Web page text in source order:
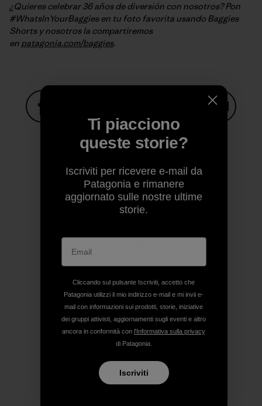
¿Quieres celebrar 36 años de diversión con nosotros? Pon
#WhatsInYourBaggies en tu foto favorita usando Baggies
Shorts y nosotros la compartiremos
en patagonia.com/baggies.
Condividi su Facebook
Condividi su Pinterest
Condividi su Twitter
Condividi su
Condividi su Copy Link
Stampa
Profilo dell’autore
Ti piacciono
queste storie?
Iscriviti per ricevere e-mail da
Patagonia e rimanere
aggiornato sulle nostre ultime
storie.
Cliccando sul pulsante Iscriviti, accetto che
Patagonia utilizzi il mio indirizzo e-mail e mi invii e-
mail con informazioni sui prodotti, storie, iniziative
dei gruppi attivisti, aggiornamenti sugli eventi e altro
ancora in conformità con l'Informativa sulla privacy
di Patagonia.
Iscriviti